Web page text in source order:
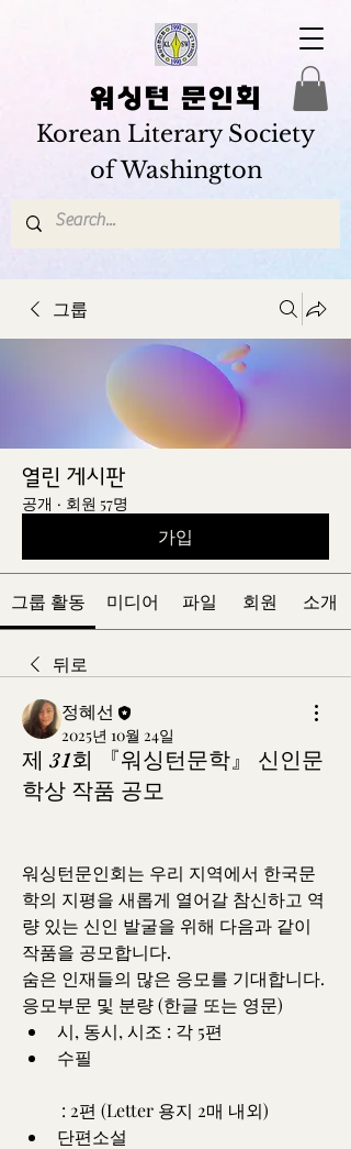
워싱턴 문인회
Korean Literary Society
of Washington
그룹
열린 게시판
공개 · 회원 57명
가입
그룹 활동 미디어 파일 회원 소개
뒤로
정혜선
2025년 10월 24일
제 31회 『워싱턴문학』 신인문
학상 작품 공모
워싱턴문인회는 우리 지역에서 한국문
학의 지평을 새롭게 열어갈 참신하고 역
량 있는 신인 발굴을 위해 다음과 같이
작품을 공모합니다.
숨은 인재들의 많은 응모를 기대합니다.
응모부문 및 분량 (한글 또는 영문)
﻿﻿시, 동시, 시조 : 각 5편
﻿﻿수필
: 2편 (Letter 용지 2매 내외)
﻿﻿단편소설